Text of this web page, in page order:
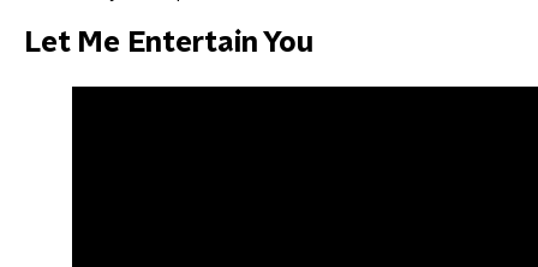
Let Me Entertain You